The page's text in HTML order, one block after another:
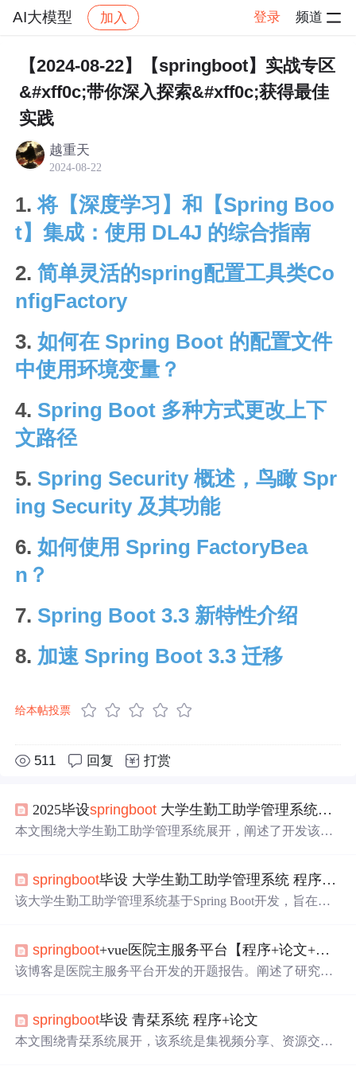
AI大模型 加入 登录 频道
社区 AI大模型 数据 帖子详情
【2024-08-22】【springboot】实战专区
&#xff0c;带你深入探索&#xff0c;获得最佳
实践
越重天
2024-08-22
1.将【深度学习】和【Spring Boo
t】集成：使用 DL4J 的综合指南
2.简单灵活的spring配置工具类Co
nfigFactory
3.如何在 Spring Boot 的配置文件
中使用环境变量？
4. Spring Boot 多种方式更改上下
文路径
5. Spring Security 概述，鸟瞰 Spr
ing Security 及其功能
6.如何使用 Spring FactoryBea
n？
7. Spring Boot 3.3 新特性介绍
8. 加速 Spring Boot 3.3 迁移
给本帖投票
511 回复 打赏
2025毕设springboot 大学生勤工助学管理系统论文+源码
本文围绕大学生勤工助学管理系统展开，阐述了开发该系
统部署环境，涉及MySQL、Java、Spring等技术，以及开
发流程和程序界面等内容。
springboot毕设 大学生勤工助学管理系统 程序+论文
该大学生勤工助学管理系统基于Spring Boot开发，旨在解
优化资源配置。文中还给出了进度安排、部署环境、开发
流程等信息，文末可获取源码和数据库参考。
springboot+vue医院主服务平台【程序+论文+开题】计算机毕业设计
该博客是医院主服务平台开发的开题报告。阐述了研究背
据库、Eclipse开发工具等，还说明了开发流程，涵盖环境
搭建、前后端开发等。
springboot毕设 青栞系统 程序+论文
本文围绕青栞系统展开，该系统是集视频分享、资源交流